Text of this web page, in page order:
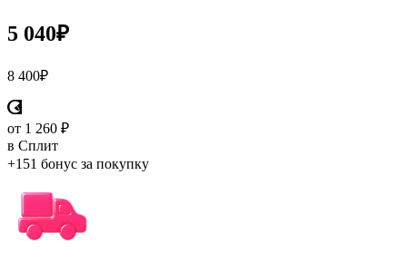
5 040₽
8 400₽
от 1 260 ₽
в Сплит
+151 бонус за покупку